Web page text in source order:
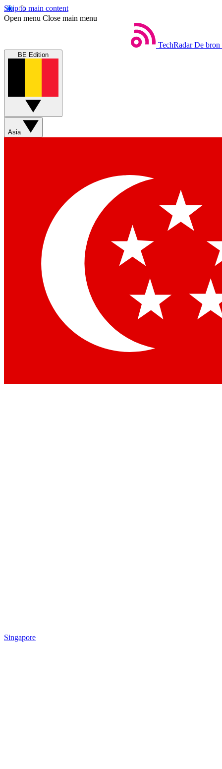
Skip to main content
Open menu Close main menu
TechRadar De bron
BE Edition
Asia
Singapore